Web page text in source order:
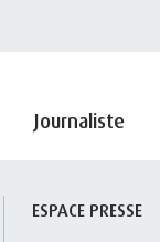
Journaliste
ESPACE PRESSE